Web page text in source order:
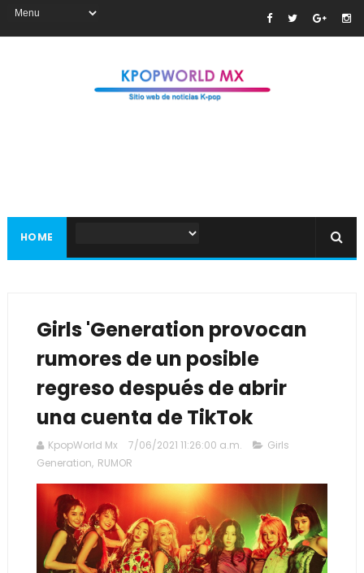
HOME
Girls 'Generation provocan
rumores de un posible
regreso después de abrir
una cuenta de TikTok
KpopWorld Mx 7/06/2021 11:26:00 a.m.
Girls
Generation, RUMOR